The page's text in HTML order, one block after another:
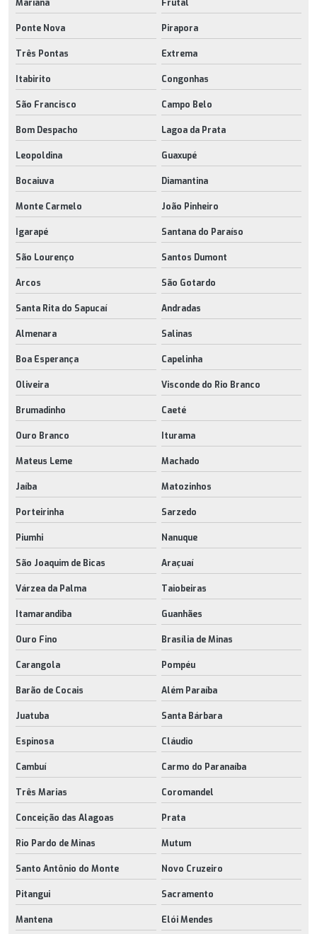
Mariana Frutal
Ponte Nova Pirapora
Três Pontas Extrema
Itabirito Congonhas
São Francisco Campo Belo
Bom Despacho Lagoa da Prata
Leopoldina Guaxupé
Bocaiuva Diamantina
Monte Carmelo João Pinheiro
Igarapé Santana do Paraíso
São Lourenço Santos Dumont
Arcos São Gotardo
Santa Rita do Sapucaí Andradas
Almenara Salinas
Boa Esperança Capelinha
Oliveira Visconde do Rio Branco
Brumadinho Caeté
Ouro Branco Iturama
Mateus Leme Machado
Jaíba Matozinhos
Porteirinha Sarzedo
Piumhi Nanuque
São Joaquim de Bicas Araçuaí
Várzea da Palma Taiobeiras
Itamarandiba Guanhães
Ouro Fino Brasília de Minas
Carangola Pompéu
Barão de Cocais Além Paraíba
Juatuba Santa Bárbara
Espinosa Cláudio
Cambuí Carmo do Paranaíba
Três Marias Coromandel
Conceição das Alagoas Prata
Rio Pardo de Minas Mutum
Santo Antônio do Monte Novo Cruzeiro
Pitangui Sacramento
Mantena Elói Mendes